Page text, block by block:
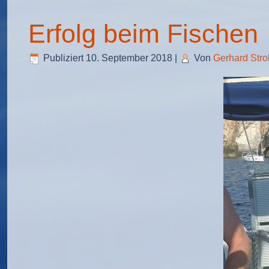
Erfolg beim Fischen
Publiziert 10. September 2018 Von Gerhard